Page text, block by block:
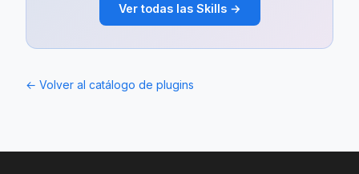
Ver todas las Skills →
← Volver al catálogo de plugins